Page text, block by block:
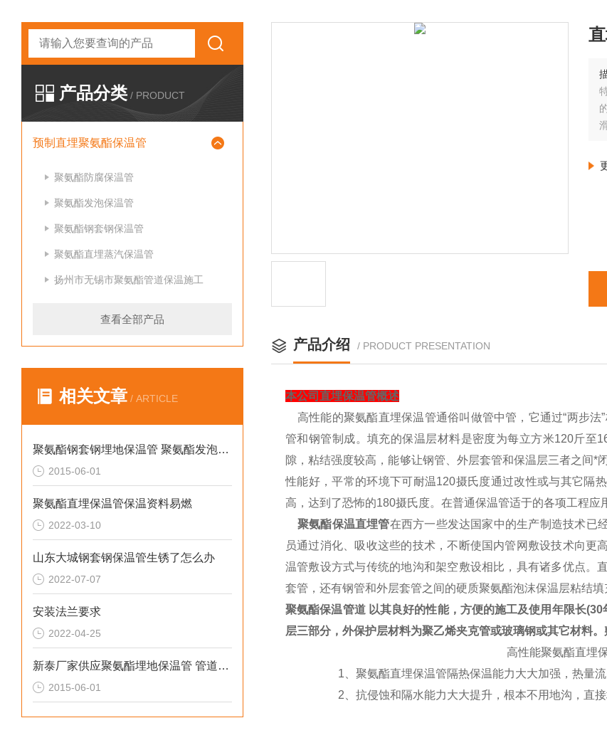
产品分类 / PRODUCT
预制直埋聚氨酯保温管
聚氨酯防腐保温管
聚氨酯发泡保温管
聚氨酯钢套钢保温管
聚氨酯直埋蒸汽保温管
扬州市无锡市聚氨酯管道保温施工
查看全部产品
相关文章 / ARTICLE
聚氨酯钢套钢埋地保温管 聚氨酯发泡保温管
2015-06-01
聚氨酯直埋保温管保温资料易燃
2022-03-10
山东大城钢套钢保温管生锈了怎么办
2022-07-07
安装法兰要求
2022-04-25
新泰厂家供应聚氨酯埋地保温管 管道防腐保温工程
2015-06-01
产品介绍 / PRODUCT PRESENTATION
本公司直埋保温管概述
高性能的聚氨酯直埋保温管通俗叫做管中管，它通过“两步法”
管和钢管制成。填充的保温层材料是密度为每立方米120斤至
隙，粘结强度较高，能够让钢管、外层套管和保温层三者之间*
性能好，平常的环境下可耐温120摄氏度通过改性或与其它隔
高，达到了恐怖的180摄氏度。在普通保温管适于的各项工程应
聚氨酯保温直埋管在西方一些发达国家中的生产制造技术已
员通过消化、吸收这些的技术，不断使国内管网敷设技术向
温管敷设方式与传统的地沟和架空敷设相比，具有诸多优点。
套管，还有钢管和外层套管之间的硬质聚氨酯泡沫保温层粘结填
聚氨酯保温管道 以其良好的性能，方便的施工及使用年限长(30
层三部分，外保护层材料为聚乙烯夹克管或玻璃钢或其它材料。
高性能聚氨酯直埋
1 、聚氨酯直埋保温管隔热保温能力大大加强，
2 、抗侵蚀和隔水能力大大提升，根本不用地沟，直